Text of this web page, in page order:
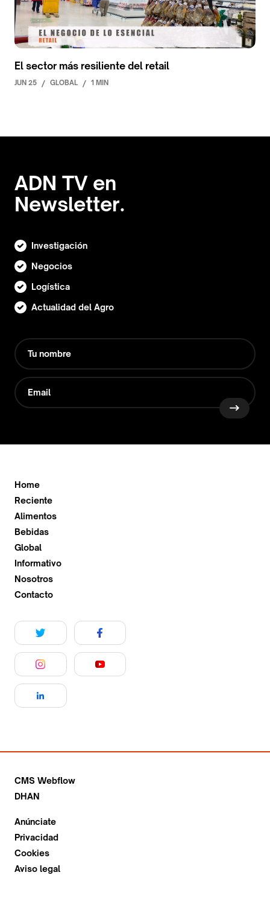
El sector más resiliente del retail
JUN 25 / GLOBAL / 1 MIN
ADN TV en
Newsletter.
Investigación
Negocios
Logística
Actualidad del Agro
Home
Reciente
Alimentos
Bebidas
Global
Informativo
Nosotros
Contacto
CMS Webflow
DHAN
Anúnciate
Privacidad
Cookies
Aviso legal